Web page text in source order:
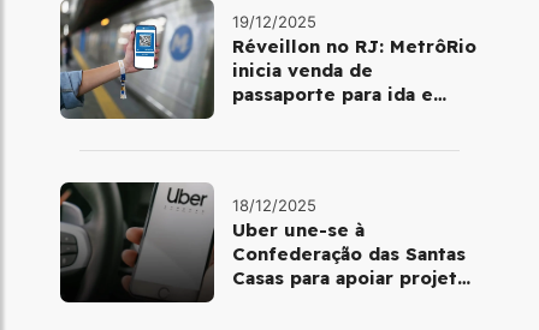
19/12/2025
Réveillon no RJ: MetrôRio
inicia venda de
passaporte para ida e
18/12/2025
Uber une-se à
Confederação das Santas
Casas para apoiar projetos